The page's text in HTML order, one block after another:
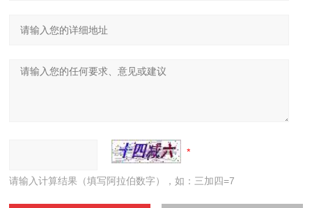
请输入计算结果（填写阿拉伯数字），如：三加四=7